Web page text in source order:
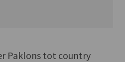
Paklons tot country